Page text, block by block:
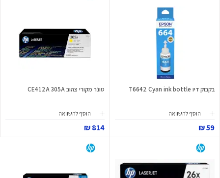
בקבוק דיו T6642 Cyan ink bottle
הוסף להשוואה
59 ₪
טונר מקורי צהוב CE412A 305A
הוסף להשוואה
814 ₪